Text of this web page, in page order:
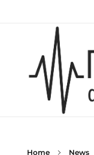
Home News